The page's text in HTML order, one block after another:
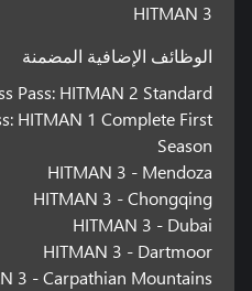
HITMAN 3
الوظائف الإضافية المضمنة
Pass: HITMAN 2 Standard
HITMAN 1 Complete First
Season
HITMAN 3 - Mendoza
HITMAN 3 - Chongqing
HITMAN 3 - Dubai
HITMAN 3 - Dartmoor
3 - Carpathian Mountains